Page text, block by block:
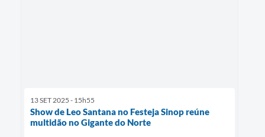
13 SET 2025 - 15h55
Show de Leo Santana no Festeja Sinop reúne
multidão no Gigante do Norte